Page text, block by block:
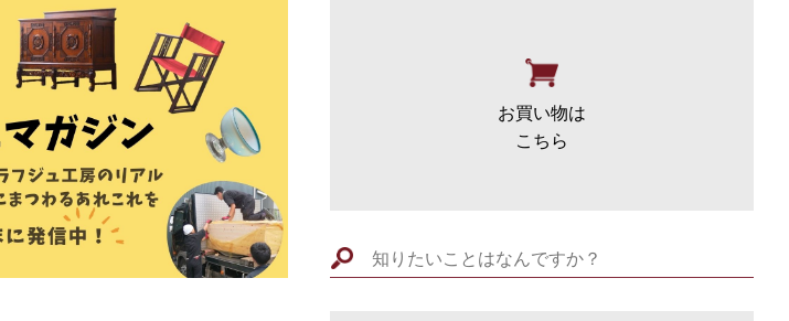
お買い物は
こちら